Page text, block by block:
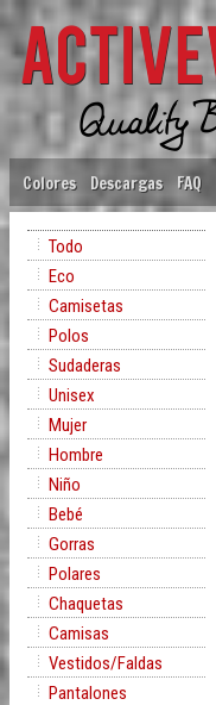
Colores Descargas FAQ
Todo
Eco
Camisetas
Polos
Sudaderas
Unisex
Mujer
Hombre
Niño
Bebé
Gorras
Polares
Chaquetas
Camisas
Vestidos/Faldas
Pantalones